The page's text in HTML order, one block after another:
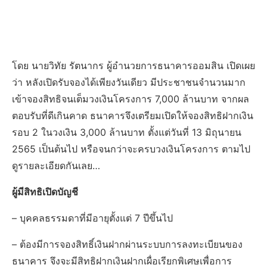
โดย นายวิทัย รัตนากร ผู้อำนวยการธนาคารออมสิน เปิดเผย
ว่า หลังเปิดรับจองได้เพียงวันเดียว มีประชาชนจำนวนมาก
เข้าจองสิทธิจนเต็มวงเงินโครงการ 7​,000 ล้านบาท จากผล
ตอบรับที่ดีเกินคาด​ ธนาคารจึงเตรียมเปิดให้จองสิทธิฝากเงิน
รอบ 2 ในวงเงิน 3,000 ล้านบาท ตั้งแต่วันที่ 13 มิถุนายน
2565 เป็นต้นไป หรือจนกว่าจะครบวงเงินโครงการ ตามไป
ดูรายละเอียดกันเลย…
ผู้มีสิทธิเปิดบัญชี
– บุคคลธรรมดาที่มีอายุตั้งแต่ 7 ปีขึ้นไป
– ต้องมีการจองสิทธิ์เงินฝากผ่านระบบการลงทะเบียนของ
ธนาคาร จึงจะมีสิทธิฝากเงินฝากเผื่อเรียกพิเศษเพื่อการ